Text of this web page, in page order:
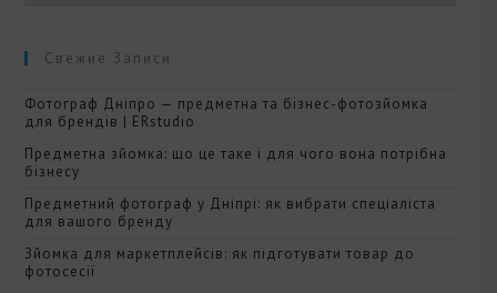
Свежие Записи
Фотограф Дніпро — предметна та бізнес-фотозйомка
для брендів | ERstudio
Предметна зйомка: що це таке і для чого вона потрібна
бізнесу
Предметний фотограф у Дніпрі: як вибрати спеціаліста
для вашого бренду
Зйомка для маркетплейсів: як підготувати товар до
фотосесії